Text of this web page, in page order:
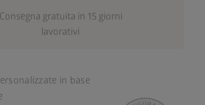
Consegna gratuita in 15 giorni
lavorativi
in base